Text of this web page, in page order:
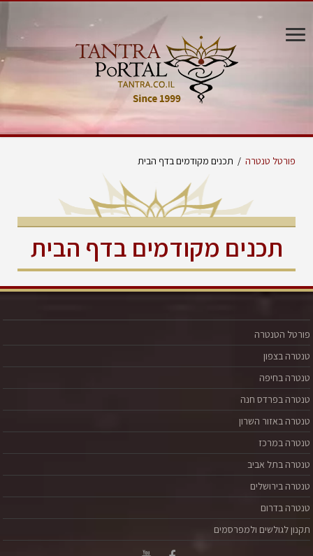
פורטל טנטרה / תכנים מקודמים בדף הבית
תכנים מקודמים בדף הבית
ההתנגדות שלה היא המתנה שלך
דיידה תמיד אחרי ריב גדול ודרמטי אני חוזר הביתה ואומר
לרותי – "את המתנה שלי!" והיא מביטה בחשדנות בגבר
העולץ שרק לפני שעה (או יומים) יצא מהבית בטריקת דלת,
בוחנת אותי בעין עקומה. "ואני לא אומר זאת מחנופה!" אני
מכרכר סביבה, אני אומר את זה כתלמיד של דיוויד דיידה,
המורה שכתב את "דרך גבר" התנך שאני קורא בו ומפנים כל
פורטל הטנטרה
טנטרה בצפון
טנטרה בחיפה
טנטרה בפרדס חנה
טנטרה באזור השרון
טנטרה במרכז
טנטרה בתל אביב
טנטרה בירושלים
טנטרה בדרום
תקנון לגולשים ולמפרסמים